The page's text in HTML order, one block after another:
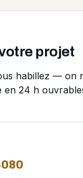
projet
habillez — on
en 24 h